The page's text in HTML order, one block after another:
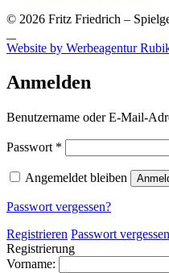
© 2026 Fritz Friedrich –
Website by Werbeagentur
Anmelden
Benutzername oder E-Mail-
Passwort *
Angemeldet bleiben
Passwort vergessen?
Registrieren Passwort
Registrierung
Vorname: